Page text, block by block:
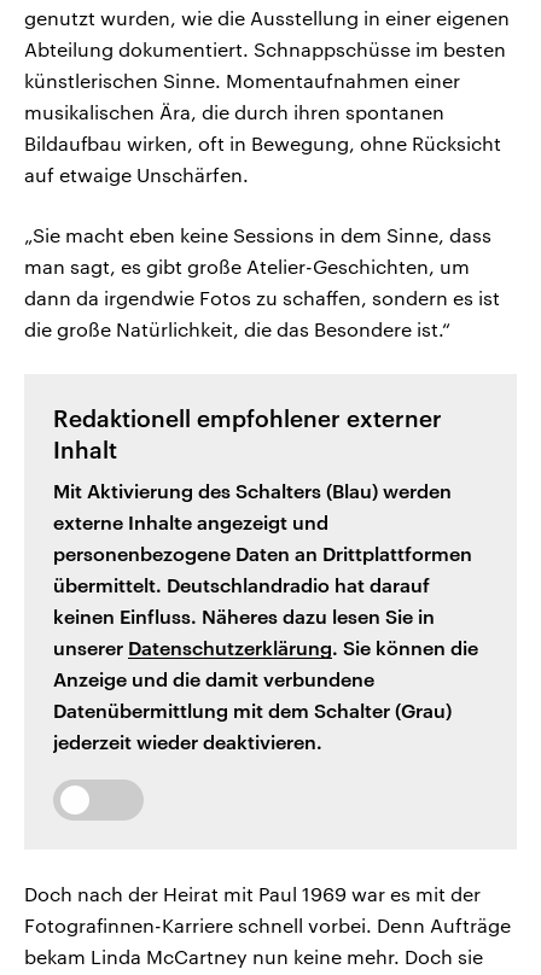
genutzt wurden, wie die Ausstellung in einer eigenen
Abteilung dokumentiert. Schnappschüsse im besten
künstlerischen Sinne. Momentaufnahmen einer
musikalischen Ära, die durch ihren spontanen
Bildaufbau wirken, oft in Bewegung, ohne Rücksicht
auf etwaige Unschärfen.
„Sie macht eben keine Sessions in dem Sinne, dass
man sagt, es gibt große Atelier-Geschichten, um
dann da irgendwie Fotos zu schaffen, sondern es ist
die große Natürlichkeit, die das Besondere ist.“
Redaktionell empfohlener externer
Inhalt
Mit Aktivierung des Schalters (Blau) werden
externe Inhalte angezeigt und
personenbezogene Daten an Drittplattformen
übermittelt. Deutschlandradio hat darauf
keinen Einfluss. Näheres dazu lesen Sie in
unserer Datenschutzerklärung. Sie können die
Anzeige und die damit verbundene
Datenübermittlung mit dem Schalter (Grau)
jederzeit wieder deaktivieren.
Doch nach der Heirat mit Paul 1969 war es mit der
Fotografinnen-Karriere schnell vorbei. Denn Aufträge
bekam Linda McCartney nun keine mehr. Doch sie